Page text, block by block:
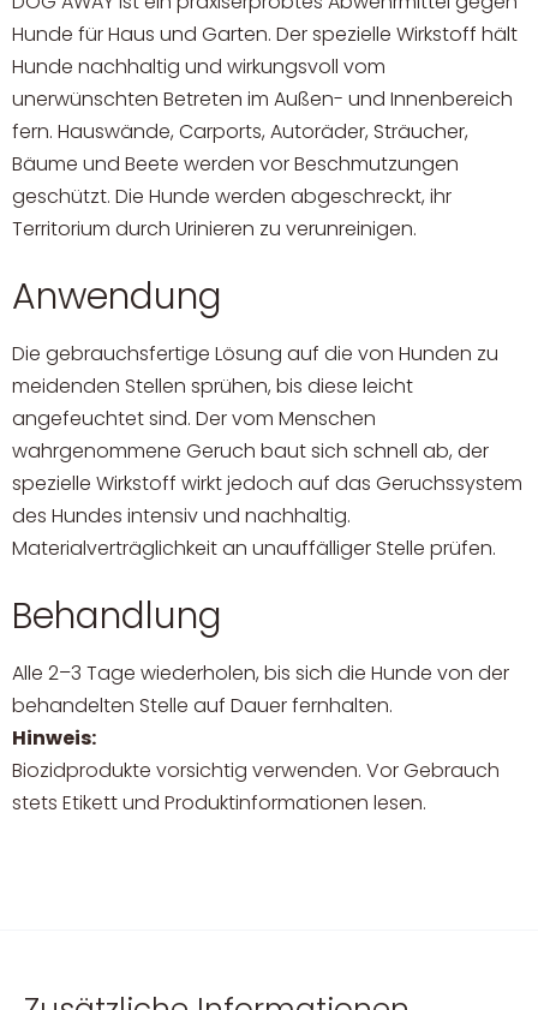
Hunde für Haus und Garten. Der spezielle Wirkstoff hält
Hunde nachhaltig und wirkungsvoll vom
unerwünschten Betreten im Außen- und Innenbereich
fern. Hauswände, Carports, Autoräder, Sträucher,
Bäume und Beete werden vor Beschmutzungen
geschützt. Die Hunde werden abgeschreckt, ihr
Territorium durch Urinieren zu verunreinigen.
Anwendung
Die gebrauchsfertige Lösung auf die von Hunden zu
meidenden Stellen sprühen, bis diese leicht
angefeuchtet sind. Der vom Menschen
wahrgenommene Geruch baut sich schnell ab, der
spezielle Wirkstoff wirkt jedoch auf das Geruchssystem
des Hundes intensiv und nachhaltig.
Materialverträglichkeit an unauffälliger Stelle prüfen.
Behandlung
Alle 2–3 Tage wiederholen, bis sich die Hunde von der
behandelten Stelle auf Dauer fernhalten.
Hinweis:
Biozidprodukte vorsichtig verwenden. Vor Gebrauch
stets Etikett und Produktinformationen lesen.